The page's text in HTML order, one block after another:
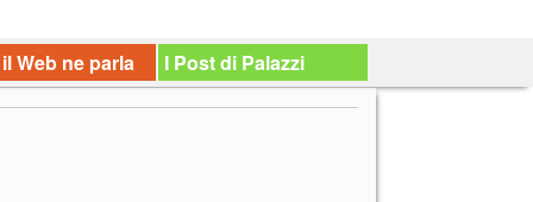
Web ne parla I Post di Palazzi